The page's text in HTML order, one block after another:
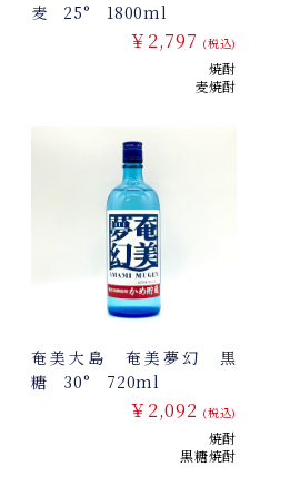
麦 25° 1800ml
￥2,797 (税込)
焼酎
麦焼酎
奄美大島 奄美夢幻 黒
糖 30° 720ml
￥2,092 (税込)
焼酎
黒糖焼酎